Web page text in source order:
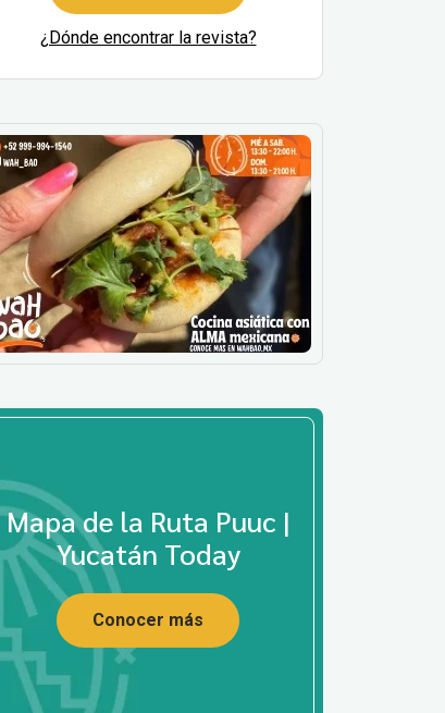
¿Dónde encontrar la revista?
Mapa de la Ruta Puuc |
Yucatán Today
Conocer más